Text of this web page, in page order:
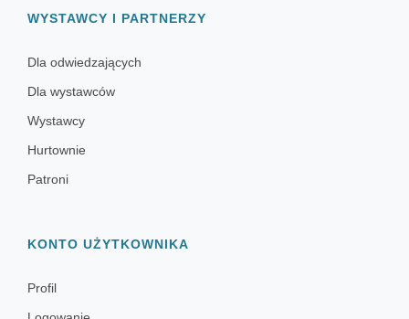
WYSTAWCY I PARTNERZY
Dla odwiedzających
Dla wystawców
Wystawcy
Hurtownie
Patroni
KONTO UŻYTKOWNIKA
Profil